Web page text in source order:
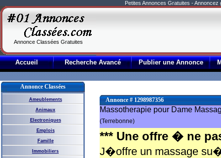
Petites Annonces Gratuites -
Annonce Classées Gratuites
Accueil Recherche Avancé Publier une Annonce
Annonce Classées
Ameublements
Animaux
Electroniques
Emplois
Famille
Immobiliers
Annonce # 1298987356
Massotherapie pour Dame
(Terrebonne)
*** Une offre � ne
J�offre un massage